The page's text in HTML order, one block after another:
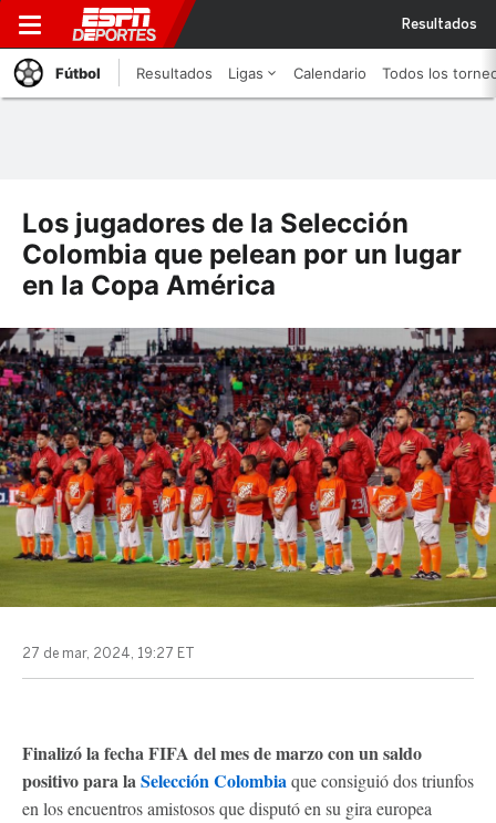
Resultados
Fútbol Resultados Ligas Calendario Todos los
Los jugadores de la Selección
Colombia que pelean por un lugar
en la Copa América
27 de mar, 2024, 19:27 ET
Finalizó la fecha FIFA del mes de marzo con un saldo
positivo para laSelección Colombiaque consiguió dos triunfos
en los encuentros amistosos que disputó en su gira europea